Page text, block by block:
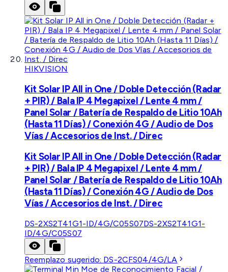
HIKVISION
Kit Solar IP All in One / Doble Detección (Radar
+ PIR) / Bala IP 4 Megapixel / Lente 4 mm /
Panel Solar / Batería de Respaldo de Litio 10Ah
(Hasta 11 Días) / Conexión 4G / Audio de Dos
Vías / Accesorios de Inst. / Direc
Kit Solar IP All in One / Doble Detección (Radar
+ PIR) / Bala IP 4 Megapixel / Lente 4 mm /
Panel Solar / Batería de Respaldo de Litio 10Ah
(Hasta 11 Días) / Conexión 4G / Audio de Dos
Vías / Accesorios de Inst. / Direc
DS-2XS2T41G1-ID/4G/C05S07DS-2XS2T41G1-
ID/4G/C05S07
Reemplazo sugerido: DS-2CFS04/4G/LA